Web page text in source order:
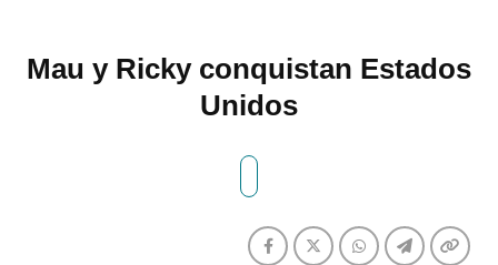
Mau y Ricky conquistan Estados
Unidos